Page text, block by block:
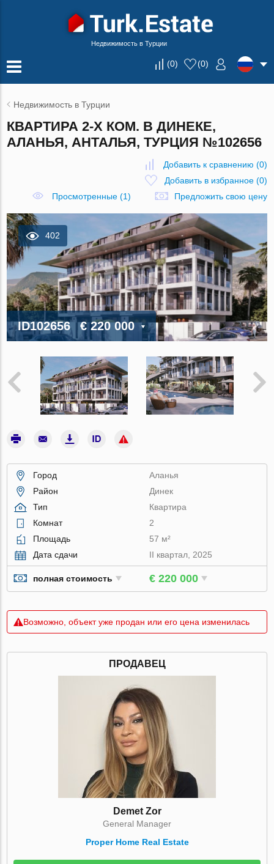
Недвижимость в Турции
(0) (0)
Недвижимость в Турции
КВАРТИРА 2-Х КОМ. В ДИНЕКЕ,
АЛАНЬЯ, АНТАЛЬЯ, ТУРЦИЯ №102656
Добавить к сравнению (0)
Добавить в избранное(0)
Просмотренные (1)
Предложить свою цену
402
ID102656 € 220 000
Город
Аланья
Район
Динек
Тип
Квартира
Комнат
2
Площадь
57 м²
Дата сдачи
II квартал, 2025
полная стоимость € 220 000
Возможно, объект уже продан или его цена изменилась
ПРОДАВЕЦ
Demet Zor
General Manager
Proper Home Real Estate